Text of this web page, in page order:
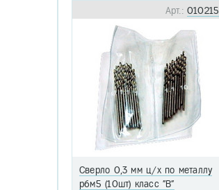
Арт.:010215
Сверло 0,3 мм ц/х по металлу
р6м5 (10шт) класс "В"